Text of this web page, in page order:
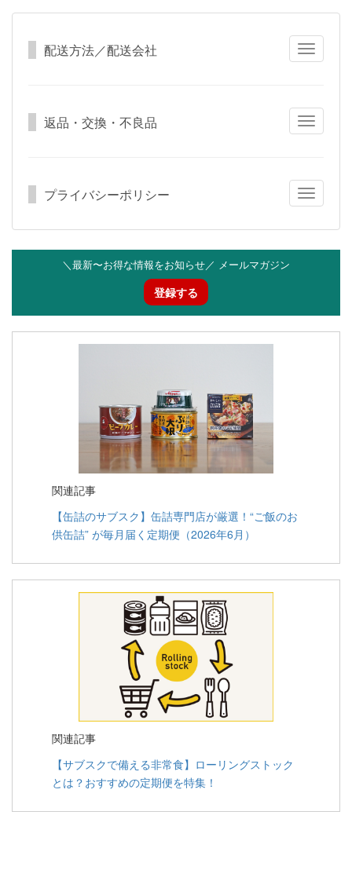
Toggle
配送方法／配送会社
Toggle
返品・交換・不良品
Toggle
プライバシーポリシー
＼最新〜お得な情報をお知らせ／ メールマガジン
登録する
関連記事
【缶詰のサブスク】缶詰専門店が厳選！“ご飯のお
供缶詰” が毎月届く定期便（2026年6月）
関連記事
【サブスクで備える非常食】ローリングストック
とは？おすすめの定期便を特集！